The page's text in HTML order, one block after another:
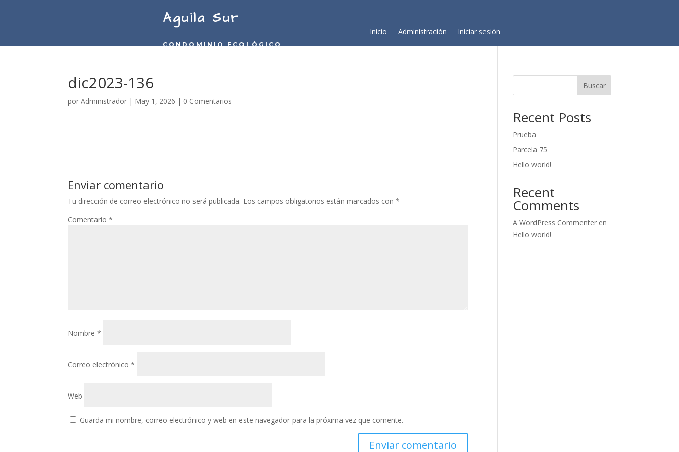
Aguila Sur
CONDOMINIO ECOLÓGICO
Inicio Administración Iniciar sesión
dic2023-136
porAdministrador | May 1, 2026 | 0 Comentarios
Enviar comentario
Tu dirección de correo electrónico no será publicada. Los campos obligatorios están marcados con*
Comentario*
Nombre*
Correo electrónico*
Web
Guarda mi nombre, correo electrónico y web en este navegador para la próxima vez que comente.
Buscar
Recent Posts
Prueba
Parcela 75
Hello world!
Recent
Comments
A WordPress Commenter en
Hello world!